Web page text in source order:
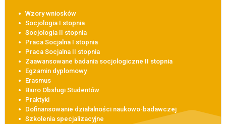
Wzory wniosków
Socjologia I stopnia
Socjologia II stopnia
Praca Socjalna I stopnia
Praca Socjalna II stopnia
Zaawansowane badania socjologiczne II stopnia
Egzamin dyplomowy
Erasmus
Biuro Obsługi Studentów
Praktyki
Dofinansowanie działalności naukowo-badawczej
Szkolenia specjalizacyjne